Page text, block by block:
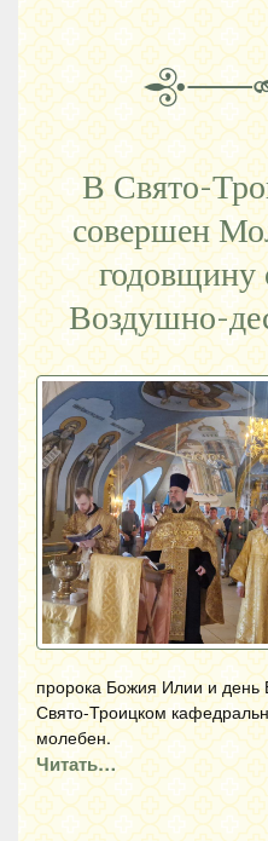
В Свято-
совершен
годовщину
Воздушно-
пророка Божия Илии и день
Свято-Троицком
молебен.
Читать…